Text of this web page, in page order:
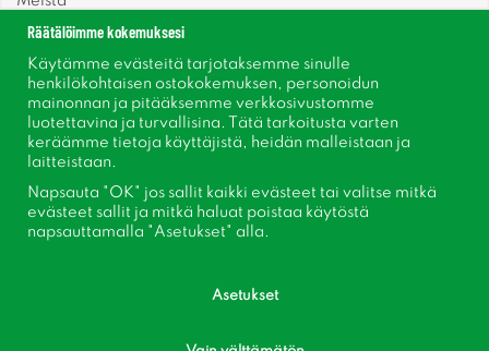
Uutiset
Uutiskirje
Tietoja evästeistä
Inspiraatiota
Räätälöimme kokemuksesi
Käytämme evästeitä tarjotaksemme sinulle
henkilökohtaisen ostokokemuksen, personoidun
mainonnan ja pitääksemme verkkosivustomme
luotettavina ja turvallisina. Tätä tarkoitusta varten
keräämme tietoja käyttäjistä, heidän malleistaan ​​ja
laitteistaan.
Napsauta "OK" jos sallit kaikki evästeet tai valitse mitkä
evästeet sallit ja mitkä haluat poistaa käytöstä
napsauttamalla "Asetukset" alla.
Asetukset